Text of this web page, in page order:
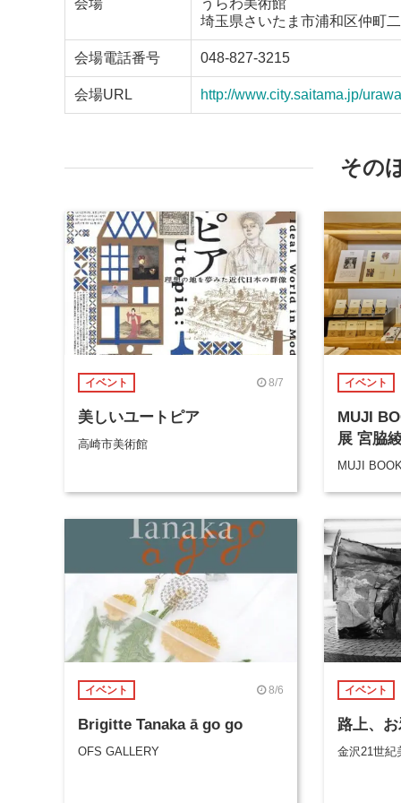
会場
うらわ美術館
埼玉県さいたま市浦和区仲町
会場電話番号 048-827-3215
会場URL http://www.city.saitama.jp/
その
イベント 8/7
美しいユートピア
高崎市美術館
イベント
MUJI
展 宮脇
MUJI
イベント 8/6
Brigitte Tanaka ā go go
OFS GALLERY
イベント
路上、
金沢21世紀